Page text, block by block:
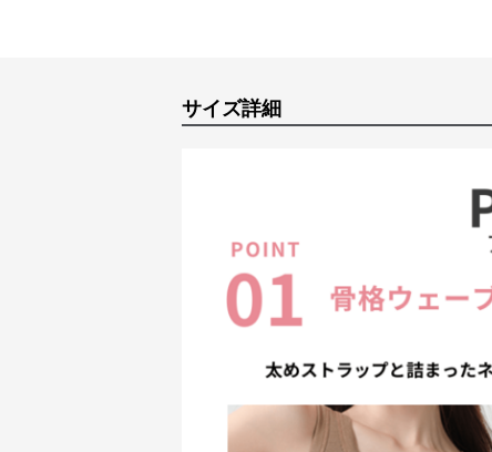
サイズ詳細